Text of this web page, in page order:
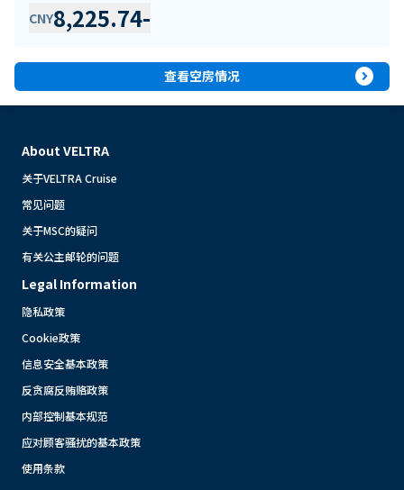
CNY8,225.74-
查看空房情况 expand_circle_right
About VELTRA
关于VELTRA Cruise
常见问题
关于MSC的疑问
有关公主邮轮的问题
Legal Information
隐私政策
Cookie政策
信息安全基本政策
反贪腐反贿赂政策
内部控制基本规范
应对顾客骚扰的基本政策
使用条款